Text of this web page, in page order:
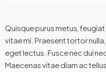
Quisque purus metus,
vitae mi. Praesent tortor
eget lectus. Fusce nec dui
Maecenas vitae diam ac